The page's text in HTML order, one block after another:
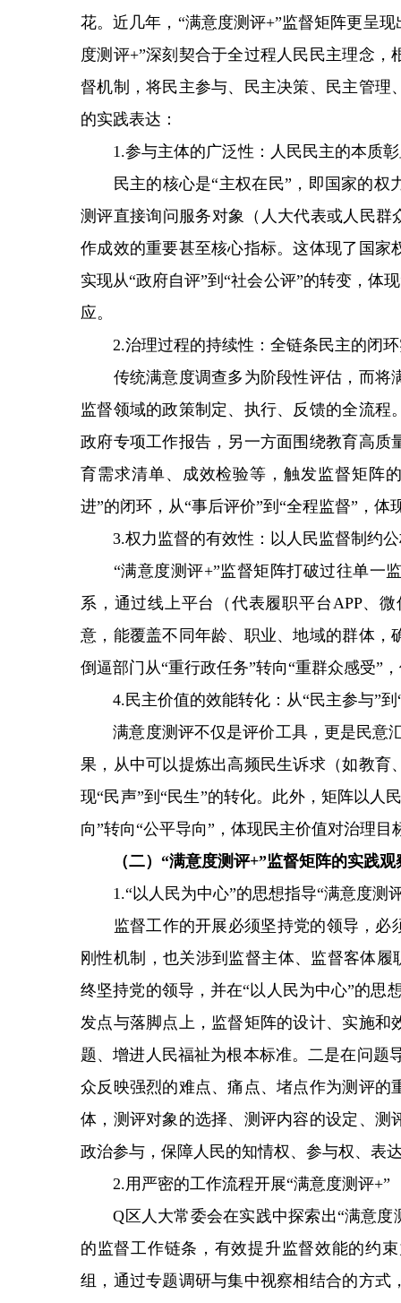
花。近几年，“满意度测评+”监督矩阵更呈
度测评+”深刻契合于全过程人民民主理念
督机制，将民主参与、民主决策、民主管
的实践表达：
1.参与主体的广泛性：人民民主的本质
民主的核心是“主权在民”，即国家的权
测评直接询问服务对象（人大代表或人民群
作成效的重要甚至核心指标。这体现了国
实现从“政府自评”到“社会公评”的转变，体
应。
2.治理过程的持续性：全链条民主的闭环
传统满意度调查多为阶段性评估，而将
监督领域的政策制定、执行、反馈的全流
政府专项工作报告，另一方面围绕教育高
育需求清单、成效检验等，触发监督矩
进”的闭环，从“事后评价”到“全程监督”，体
3.权力监督的有效性：以人民监督制约公
“满意度测评+”监督矩阵打破过往单一监
系，通过线上平台（代表履职平台APP、
意，能覆盖不同年龄、职业、地域的群体
倒逼部门从“重行政任务”转向“重群众感受”
4.民主价值的效能转化：从“民主参与”到
满意度测评不仅是评价工具，更是民意汇
果，从中可以提炼出高频民生诉求（如教
现“民声”到“民生”的转化。此外，矩阵以人
向”转向“公平导向”，体现民主价值对治理
（二）“满意度测评+”监督矩阵的实践观
1.“以人民为中心”的思想指导“满意度测
监督工作的开展必须坚持党的领导，必
刚性机制，也关涉到监督主体、监督客体
终坚持党的领导，并在“以人民为中心”的思
发点与落脚点上，监督矩阵的设计、实施
题、增进人民福祉为根本标准。二是在问题
众反映强烈的难点、痛点、堵点作为测评
体，测评对象的选择、测评内容的设定、
政治参与，保障人民的知情权、参与权、表
2.用严密的工作流程开展“满意度测评+”
Q区人大常委会在实践中探索出“满意度
的监督工作链条，有效提升监督效能的约
组，通过专题调研与集中视察相结合的方